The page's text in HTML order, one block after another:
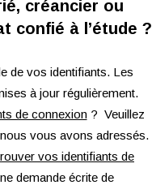
créancier ou
confié à l’étude ?
de vos identifiants. Les
à jour régulièrement.
de connexion? Veuillez
vous avons adressés.
vos identifiants de
demande écrite de